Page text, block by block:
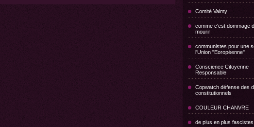
Comité Valmy
comme c'est dommage
mourir
communistes pour une
l'Union "Eoropéenne"
Conscience Citoyenne
Responsable
Copwatch défense des
constitutionnels
COULEUR CHANVRE
de plus en plus fascistes